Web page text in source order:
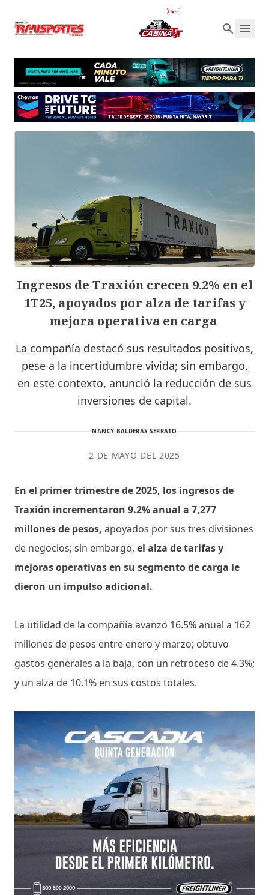
Ingresos de Traxión crecen 9.2% en el
1T25, apoyados por alza de tarifas y
mejora operativa en carga
La compañía destacó sus resultados positivos,
pese a la incertidumbre vivida; sin embargo,
en este contexto, anunció la reducción de sus
inversiones de capital.
NANCY BALDERAS SERRATO
2 DE MAYO DEL 2025
En el primer trimestre de 2025, los ingresos de
Traxión incrementaron 9.2% anual a 7,277
millones de pesos, apoyados por sus tres divisiones
de negocios; sin embargo, el alza de tarifas y
mejoras operativas en su segmento de carga le
dieron un impulso adicional.
La utilidad de la compañía avanzó 16.5% anual a 162
millones de pesos entre enero y marzo; obtuvo
gastos generales a la baja, con un retroceso de 4.3%;
y un alza de 10.1% en sus costos totales.